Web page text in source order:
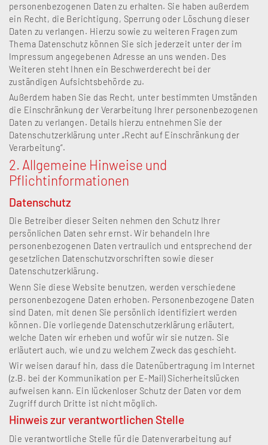
personenbezogenen Daten zu erhalten. Sie haben außerdem
ein Recht, die Berichtigung, Sperrung oder Löschung dieser
Daten zu verlangen. Hierzu sowie zu weiteren Fragen zum
Thema Datenschutz können Sie sich jederzeit unter der im
Impressum angegebenen Adresse an uns wenden. Des
Weiteren steht Ihnen ein Beschwerderecht bei der
zuständigen Aufsichtsbehörde zu.
Außerdem haben Sie das Recht, unter bestimmten Umständen
die Einschränkung der Verarbeitung Ihrer personenbezogenen
Daten zu verlangen. Details hierzu entnehmen Sie der
Datenschutzerklärung unter „Recht auf Einschränkung der
Verarbeitung“.
2. Allgemeine Hinweise und
Pflichtinformationen
Datenschutz
Die Betreiber dieser Seiten nehmen den Schutz Ihrer
persönlichen Daten sehr ernst. Wir behandeln Ihre
personenbezogenen Daten vertraulich und entsprechend der
gesetzlichen Datenschutzvorschriften sowie dieser
Datenschutzerklärung.
Wenn Sie diese Website benutzen, werden verschiedene
personenbezogene Daten erhoben. Personenbezogene Daten
sind Daten, mit denen Sie persönlich identifiziert werden
können. Die vorliegende Datenschutzerklärung erläutert,
welche Daten wir erheben und wofür wir sie nutzen. Sie
erläutert auch, wie und zu welchem Zweck das geschieht.
Wir weisen darauf hin, dass die Datenübertragung im Internet
(z.B. bei der Kommunikation per E-Mail) Sicherheitslücken
aufweisen kann. Ein lückenloser Schutz der Daten vor dem
Zugriff durch Dritte ist nicht möglich.
Hinweis zur verantwortlichen Stelle
Die verantwortliche Stelle für die Datenverarbeitung auf